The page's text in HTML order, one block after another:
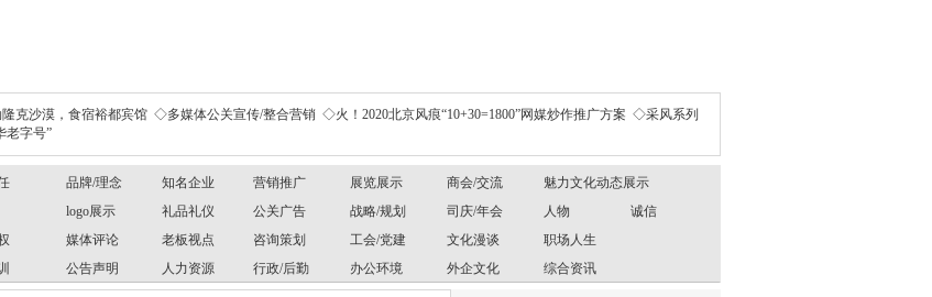
克沙漠，食宿裕都宾馆 ◇多媒体公关宣传/整合营销 ◇火！2020北京风痕“10+30=1800”网媒炒作推广方案 ◇采风系列
字号”
品牌/理念 知名企业 营销推广 展览展示 商会/交流
魅力文化动态展示
logo展示 礼品礼仪 公关广告 战略/规划 司庆/年会 人物
诚信
媒体评论 老板视点 咨询策划 工会/党建 文化漫谈
职场人生
公告声明 人力资源 行政/后勤 办公环境 外企文化 综合资讯